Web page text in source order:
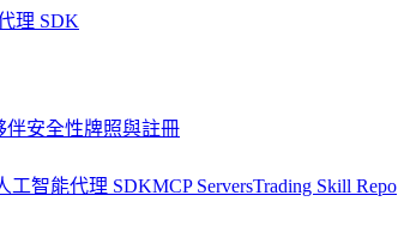
理 SDK
伴安全性牌照與註冊
工智能代理 SDKMCP ServersTrading Skill Repo